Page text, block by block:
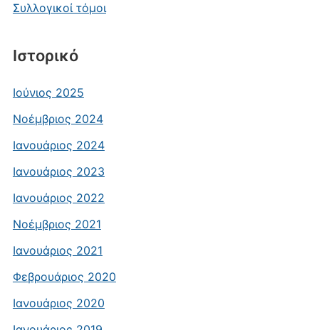
Συλλογικοί τόμοι
Ιστορικό
Ιούνιος 2025
Νοέμβριος 2024
Ιανουάριος 2024
Ιανουάριος 2023
Ιανουάριος 2022
Νοέμβριος 2021
Ιανουάριος 2021
Φεβρουάριος 2020
Ιανουάριος 2020